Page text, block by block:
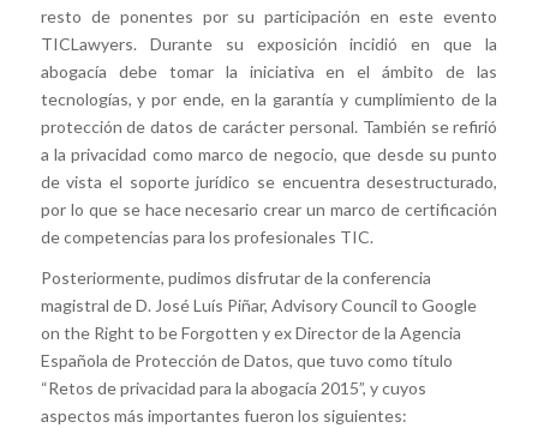
resto de ponentes por su participación en este evento
TICLawyers. Durante su exposición incidió en que la
abogacía debe tomar la iniciativa en el ámbito de las
tecnologías, y por ende, en la garantía y cumplimiento de la
protección de datos de carácter personal. También se refirió
a la privacidad como marco de negocio, que desde su punto
de vista el soporte jurídico se encuentra desestructurado,
por lo que se hace necesario crear un marco de certificación
de competencias para los profesionales TIC.
Posteriormente, pudimos disfrutar de la conferencia
magistral de D. José Luís Piñar, Advisory Council to Google
on the Right to be Forgotten y ex Director de la Agencia
Española de Protección de Datos, que tuvo como título
“Retos de privacidad para la abogacía 2015”, y cuyos
aspectos más importantes fueron los siguientes: